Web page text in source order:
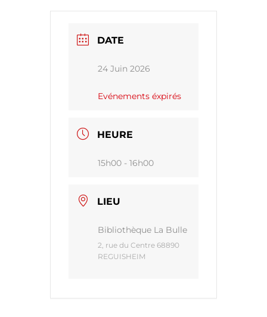
DATE
24 Juin 2026
Evénements éxpirés
HEURE
15h00 - 16h00
LIEU
Bibliothèque La Bulle
2, rue du Centre 68890
REGUISHEIM